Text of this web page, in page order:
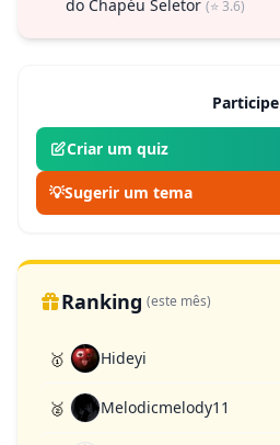
do Chapéu Seletor (⭐ 3.6)
Participe
Criar um quiz
💡Sugerir um tema
Ranking (este mês)
🥇 Hideyi
🥈 Melodicmelody11